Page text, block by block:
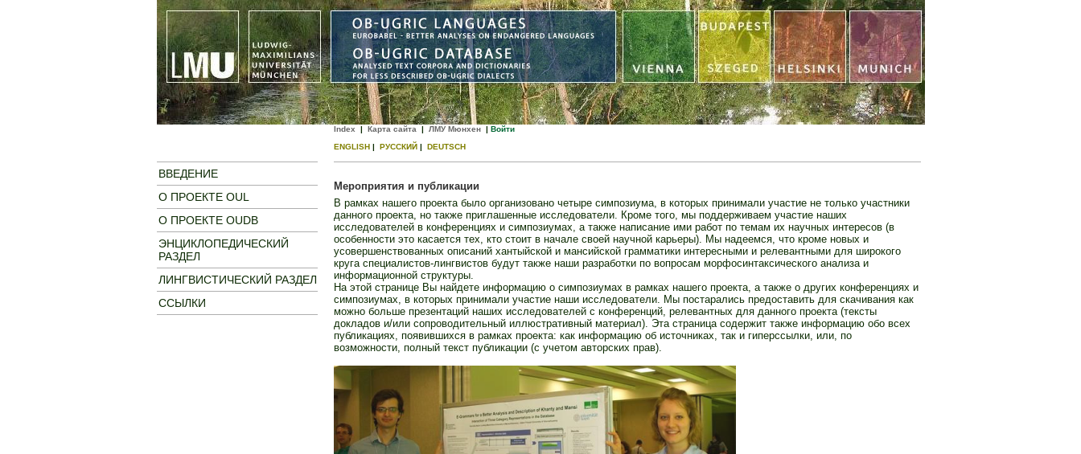
Index | Карта сайта | ЛМУ Мюнхен| Войти
ENGLISH| РУССКИЙ| DEUTSCH
ВВЕДЕНИЕ
О ПРОЕКТЕ OUL
О ПРОЕКТЕ OUDB
ЭНЦИКЛОПЕДИЧЕСКИЙ
РАЗДЕЛ
ЛИНГВИСТИЧЕСКИЙ РАЗДЕЛ
ССЫЛКИ
Мероприятия и публикации
В рамках нашего проекта было организовано четыре симпозиума, в которых принимали участие не только участники
данного проекта, но также приглашенные исследователи. Кроме того, мы поддерживаем участие наших
исследователей в конференциях и симпозиумах, а также написание ими работ по темам их научных интересов (в
особенности это касается тех, кто стоит в начале своей научной карьеры). Мы надеемся, что кроме новых и
усовершенствованных описаний хантыйской и мансийской грамматики интересными и релевантными для широкого
круга специалистов-лингвистов будут также наши разработки по вопросам морфосинтаксического анализа и
информационной структуры.
На этой странице Вы найдете информацию о симпозиумах в рамках нашего проекта, а также о других конференциях и
симпозиумах, в которых принимали участие наши исследователи. Мы постарались предоставить для скачивания как
можно больше презентаций наших исследователей с конференций, релевантных для данного проекта (тексты
докладов и/или сопроводительный иллюстративный материал). Эта страница содержит также информацию обо всех
публикациях, появившихся в рамках проекта: как информацию об источниках, так и гиперссылки, или, по
возможности, полный текст публикации (с учетом авторских прав).